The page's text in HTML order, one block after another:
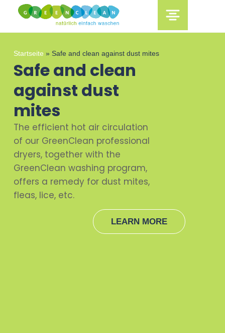
content
Startseite » Safe and clean against dust mites
Safe and clean
against dust
mites
The efficient hot air circulation
of our GreenClean professional
dryers, together with the
GreenClean washing program,
offers a remedy for dust mites,
fleas, lice, etc.
LEARN MORE